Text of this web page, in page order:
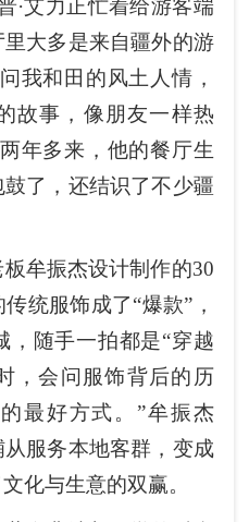
·艾力正忙着给游客端
大多是来自疆外的游
我和田的风土人情，
故事，像朋友一样热
年多来，他的餐厅生
了，还结识了不少疆
牟振杰设计制作的30
统服饰成了“爆款”，
，随手一拍都是“穿越
，会问服饰背后的历
最好方式。”牟振杰
服务本地客群，变成
化与生意的双赢。